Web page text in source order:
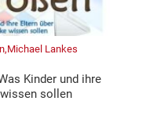
Lankes
Kinder und ihre
sollen